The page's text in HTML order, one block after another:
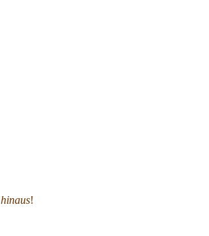
hinaus!